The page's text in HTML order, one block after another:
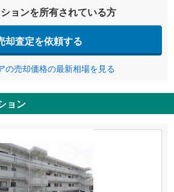
ョンを所有されている方
却査定を依頼する
の売却価格の最新相場を見る
ョン